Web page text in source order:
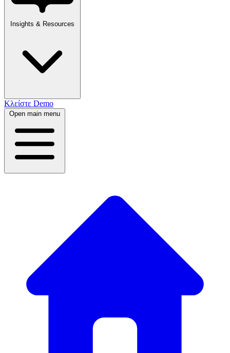
Insights & Resources
Κλείστε Demo
Open main menu